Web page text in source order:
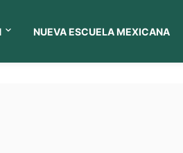
NUEVA ESCUELA MEXICANA